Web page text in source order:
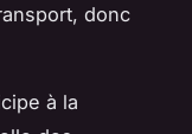
donc
à la